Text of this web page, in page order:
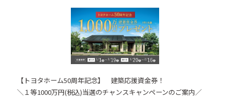
【トヨタホーム50周年記念】 建築応援資金券！
＼１等1000万円(税込)当選のチャンスキャンペーンのご案内／